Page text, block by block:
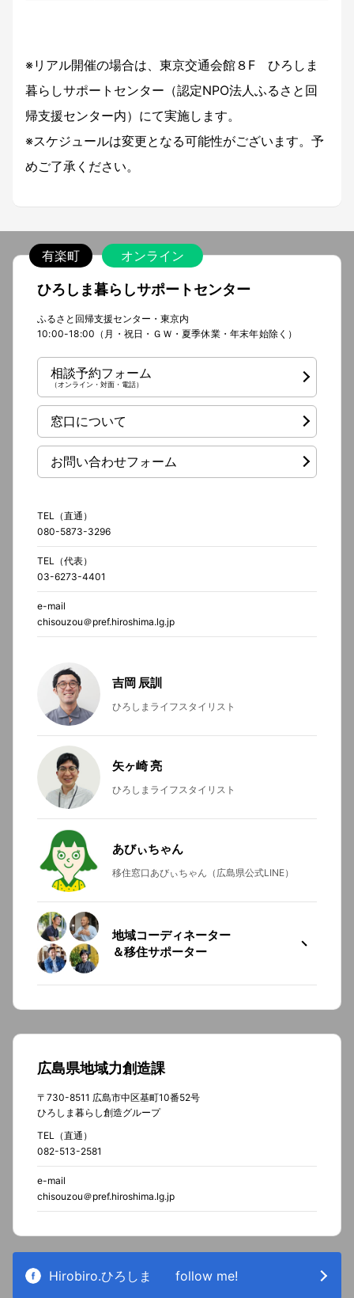
※リアル開催の場合は、東京交通会館８F ひろしま
暮らしサポートセンター（認定NPO法人ふるさと回
帰支援センター内）にて実施します。
※スケジュールは変更となる可能性がございます。予
めご了承ください。
有楽町 オンライン
ひろしま暮らしサポートセンター
ふるさと回帰支援センター・東京内
10:00-18:00（月・祝日・ＧＷ・夏季休業・年末年始除く）
相談予約フォーム
（オンライン・対面・電話）
窓口について
お問い合わせフォーム
TEL（直通）
080-5873-3296
TEL（代表）
03-6273-4401
e-mail
chisouzou＠pref.hiroshima.lg.jp
吉岡 辰訓
ひろしまライフスタイリスト
矢ヶ崎 亮
ひろしまライフスタイリスト
あびぃちゃん
移住窓口あびぃちゃん（広島県公式LINE）
地域コーディネーター
＆移住サポーター
広島県地域力創造課
〒730-8511 広島市中区基町10番52号
ひろしま暮らし創造グループ
TEL（直通）
082-513-2581
e-mail
chisouzou＠pref.hiroshima.lg.jp
Hirobiro.ひろしま follow me!